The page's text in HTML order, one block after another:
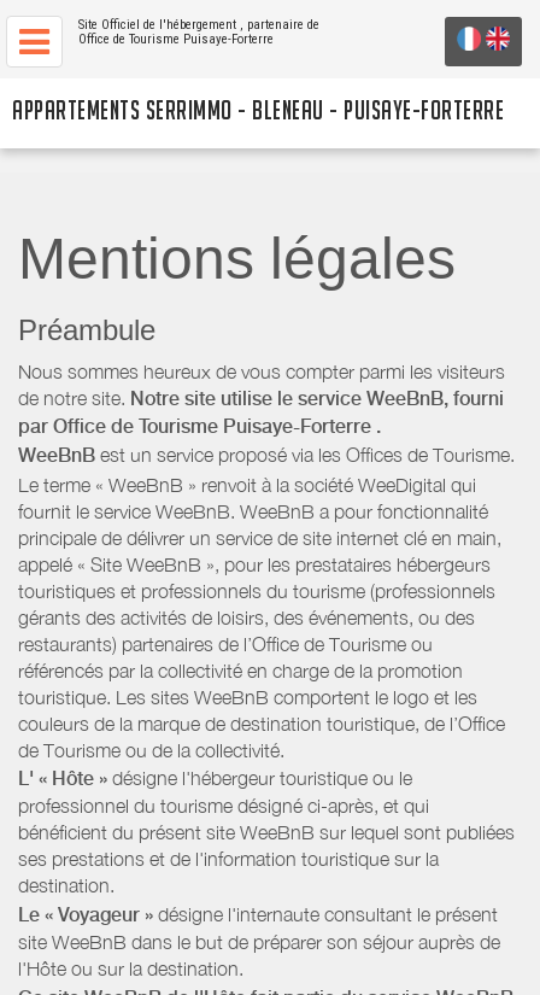
Site Officiel de l'hébergement , partenaire de
Office de Tourisme Puisaye-Forterre
APPARTEMENTS SERRIMMO - BLENEAU - PUISAYE-FORTERRE
Mentions légales
Préambule
Nous sommes heureux de vous compter parmi les visiteurs
de notre site. Notre site utilise le service WeeBnB, fourni
par Office de Tourisme Puisaye-Forterre .
WeeBnB est un service proposé via les Offices de Tourisme.
Le terme « WeeBnB » renvoit à la société WeeDigital qui
fournit le service WeeBnB. WeeBnB a pour fonctionnalité
principale de délivrer un service de site internet clé en main,
appelé « Site WeeBnB », pour les prestataires hébergeurs
touristiques et professionnels du tourisme (professionnels
gérants des activités de loisirs, des événements, ou des
restaurants) partenaires de l’Office de Tourisme ou
référencés par la collectivité en charge de la promotion
touristique. Les sites WeeBnB comportent le logo et les
couleurs de la marque de destination touristique, de l’Office
de Tourisme ou de la collectivité.
L' « Hôte » désigne l'hébergeur touristique ou le
professionnel du tourisme désigné ci-après, et qui
bénéficient du présent site WeeBnB sur lequel sont publiées
ses prestations et de l'information touristique sur la
destination.
Le « Voyageur » désigne l'internaute consultant le présent
site WeeBnB dans le but de préparer son séjour auprès de
l'Hôte ou sur la destination.